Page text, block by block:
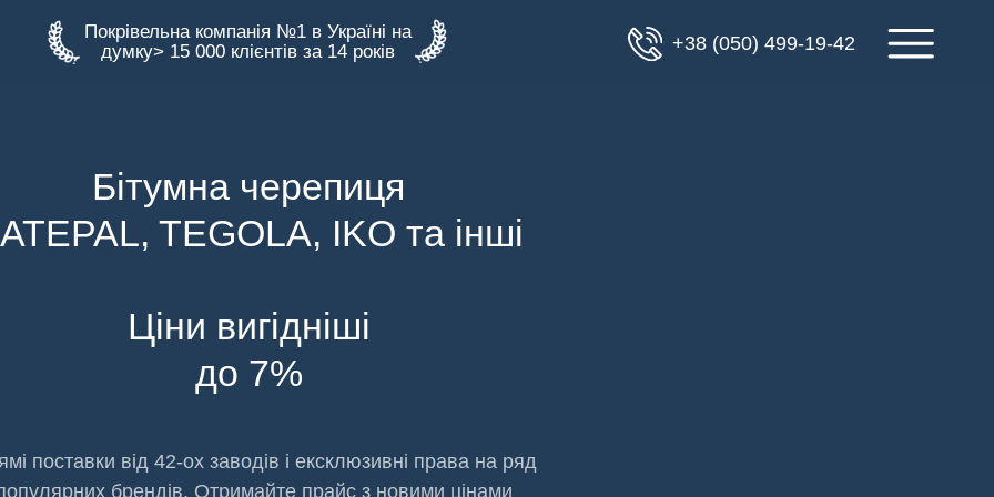
+38 (050) 499-19-42
Покрівельна компанія №1 в Україні на
думку> 15 000 клієнтів за 14 років
Бітумна черепиця
TEGOLA, IKO та інші
Ціни вигідніші
до 7%
поставки від 42-ох заводів і ексклюзивні права на ряд
брендів. Отримайте прайс з новими цінами